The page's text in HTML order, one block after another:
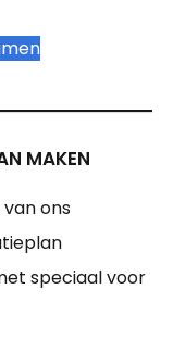
MAKEN
ons
speciaal voor